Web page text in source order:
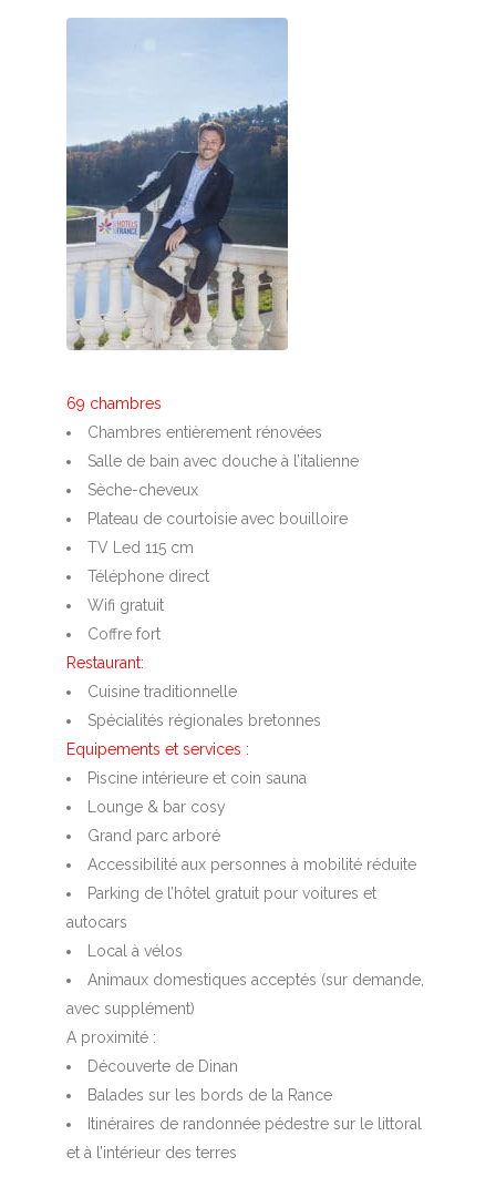
69 chambres
Chambres entièrement rénovées
Salle de bain avec douche à l’italienne
Sèche-cheveux
Plateau de courtoisie avec bouilloire
TV Led 115 cm
Téléphone direct
Wifi gratuit
Coffre fort
Restaurant:
Cuisine traditionnelle
Spécialités régionales bretonnes
Equipements et services :
Piscine intérieure et coin sauna
Lounge & bar cosy
Grand parc arboré
Accessibilité aux personnes à mobilité réduite
Parking de l’hôtel gratuit pour voitures et
autocars
Local à vélos
Animaux domestiques acceptés (sur demande,
avec supplément)
A proximité :
Découverte de Dinan
Balades sur les bords de la Rance
Itinéraires de randonnée pédestre sur le littoral
et à l’intérieur des terres